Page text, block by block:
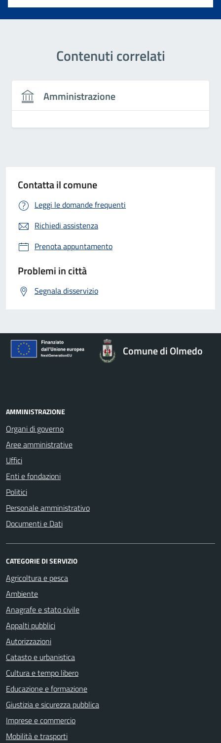
Contenuti correlati
Amministrazione
Contatta il comune
Leggi le domande frequenti
Richiedi assistenza
Prenota appuntamento
Problemi in città
Segnala disservizio
Comune di Olmedo
AMMINISTRAZIONE
Organi di governo
Aree amministrative
Uffici
Enti e fondazioni
Politici
Personale amministrativo
Documenti e Dati
CATEGORIE DI SERVIZIO
Agricoltura e pesca
Ambiente
Anagrafe e stato civile
Appalti pubblici
Autorizzazioni
Catasto e urbanistica
Cultura e tempo libero
Educazione e formazione
Giustizia e sicurezza pubblica
Imprese e commercio
Mobilità e trasporti